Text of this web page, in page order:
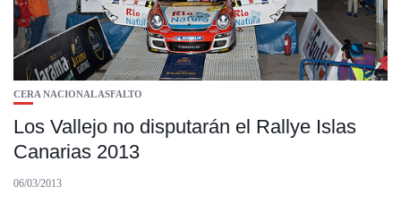
CERA NACIONAL ASFALTO
Los Vallejo no disputarán el Rallye Islas
Canarias 2013
06/03/2013